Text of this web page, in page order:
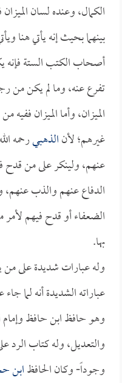
الكمال، وعنده لسان
بينهما بحيث إنه يأتي هنا
أصحاب الكتب الستة فإنه
تفرع عنه، وما لم يكن من
الميزان، وأما الميزان
غيرهم؛ لأنالذهبيرحمه
عنهم، ولينكر على من
الدفاع عنهم والذب
الضعفاء أو قدح فيهم
بها.
وله عبارات شديدة على من
عباراته الشديدة أنه لما
وهو حافظ ابن حافظ
والتعديل، وله كتاب الرد
وجوداً- وكان الحافظابن